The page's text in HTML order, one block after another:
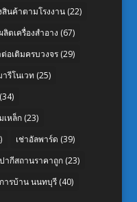
นค้าตามโรงงาน(22)
ลิตเครื่องสำอาง (67)
อเติมครบวงจร(29)
ารีโนเวท (25)
(34)
เหล็ก(23)
เช่าอัลพาร์ด (39)
ากีสถานราคาถูก(23)
ารบ้าน นนทบุรี(40)